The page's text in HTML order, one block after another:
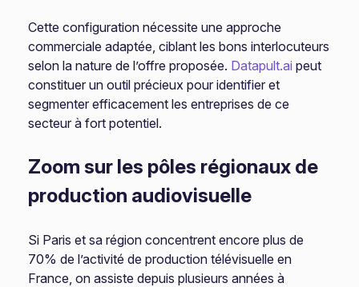
Cette configuration nécessite une approche
commerciale adaptée, ciblant les bons interlocuteurs
selon la nature de l’offre proposée. Datapult.ai peut
constituer un outil précieux pour identifier et
segmenter efficacement les entreprises de ce
secteur à fort potentiel.
Zoom sur les pôles régionaux de
production audiovisuelle
Si Paris et sa région concentrent encore plus de
70% de l’activité de production télévisuelle en
France, on assiste depuis plusieurs années à